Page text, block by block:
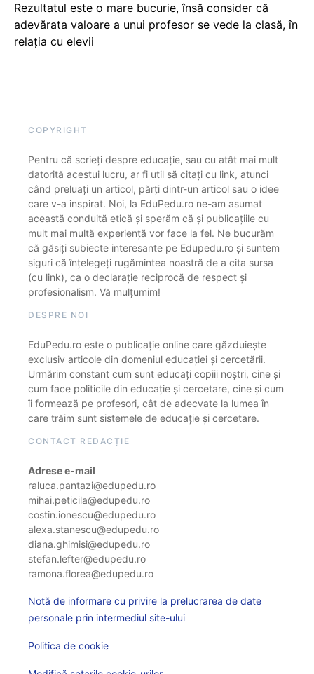
Rezultatul este o mare bucurie, însă consider că
adevărata valoare a unui profesor se vede la clasă, în
relația cu elevii
COPYRIGHT
Pentru că scrieți despre educație, sau cu atât mai mult
datorită acestui lucru, ar fi util să citați cu link, atunci
când preluați un articol, părți dintr-un articol sau o idee
care v-a inspirat. Noi, la EduPedu.ro ne-am asumat
această conduită etică și sperăm că și publicațiile cu
mult mai multă experiență vor face la fel. Ne bucurăm
că găsiți subiecte interesante pe Edupedu.ro și suntem
siguri că înțelegeți rugămintea noastră de a cita sursa
(cu link), ca o declarație reciprocă de respect și
profesionalism. Vă mulțumim!
DESPRE NOI
EduPedu.ro este o publicație online care găzduiește
exclusiv articole din domeniul educației și cercetării.
Urmărim constant cum sunt educați copiii noștri, cine și
cum face politicile din educație și cercetare, cine și cum
îi formează pe profesori, cât de adecvate la lumea în
care trăim sunt sistemele de educație și cercetare.
CONTACT REDACȚIE
Adrese e-mail
raluca.pantazi@edupedu.ro
mihai.peticila@edupedu.ro
costin.ionescu@edupedu.ro
alexa.stanescu@edupedu.ro
diana.ghimisi@edupedu.ro
stefan.lefter@edupedu.ro
ramona.florea@edupedu.ro
Notă de informare cu privire la prelucrarea de date
personale prin intermediul site-ului
Politica de cookie